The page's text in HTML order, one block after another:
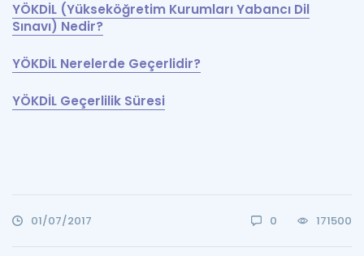
YÖKDİL (Yükseköğretim Kurumları Yabancı Dil
Sınavı) Nedir?
YÖKDİL Nerelerde Geçerlidir?
YÖKDİL Geçerlilik Süresi
01/07/2017 0 171500